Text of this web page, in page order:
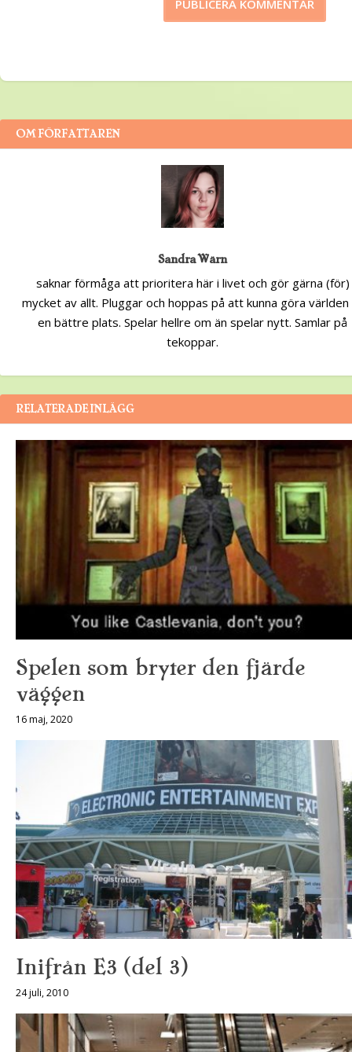
OM FÖRFATTAREN
Sandra Wärn
saknar förmåga att prioritera här i livet och gör gärna (för)
mycket av allt. Pluggar och hoppas på att kunna göra världen
en bättre plats. Spelar hellre om än spelar nytt. Samlar på
tekoppar.
RELATERADE INLÄGG
Spelen som bryter den fjärde
väggen
16 maj, 2020
Inifrån E3 (del 3)
24 juli, 2010